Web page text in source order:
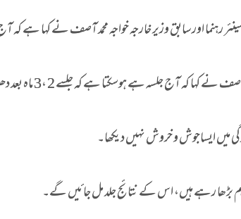
اور سابق وزیر خارجہ خواجہ محمد آصف نے کہا ہے
ہے ہوسکتا ہے کہ جلسے 2 ،3 ماہ بعد دھرنوں کی صورت اختیار کرجائیں۔
میں ایساجوش و خروش نہیں دیکھا۔
ہم بڑھا رہے ہیں، اس کے نتائج جلد مل جائیں گے۔